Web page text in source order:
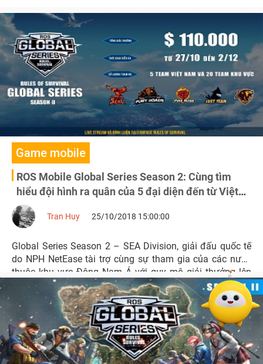
Game mobile
ROS Mobile Global Series Season 2: Cùng tìm
hiểu đội hình ra quân của 5 đại diện đến từ Việt
Nam
Tran Huy 25/10/2018 15:00:00
Global Series Season 2 – SEA Division, giải đấu quốc tế
do NPH NetEase tài trợ cùng sự tham gia của các nước
thuộc khu vực Đông Nam Á với quy mô giải thưởng lên
đến 110.000 USD.